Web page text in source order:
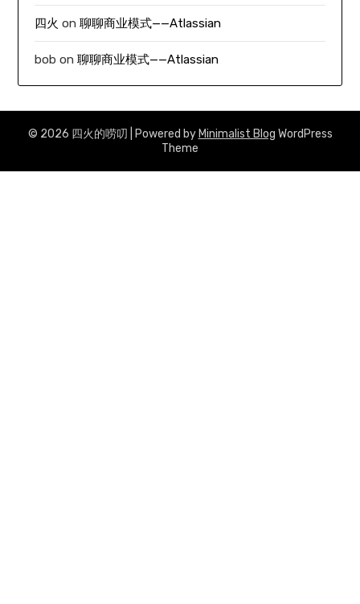
四火 on聊聊商业模式——Atlassian
bob on聊聊商业模式——Atlassian
© 2026 四火的唠叨 | Powered by Minimalist Blog WordPress
Theme